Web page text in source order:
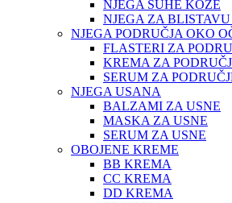
NJEGA SUHE KOŽE
NJEGA ZA
NJEGA PODRUČJA OKO
FLASTERI ZA
KREMA ZA
SERUM ZA
NJEGA USANA
BALZAMI ZA USNE
MASKA ZA USNE
SERUM ZA USNE
OBOJENE KREME
BB KREMA
CC KREMA
DD KREMA